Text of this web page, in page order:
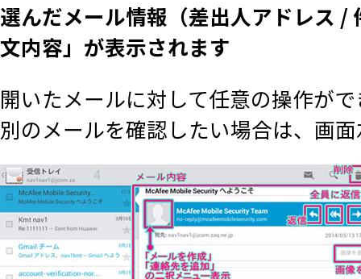
選んだメール情報（差出人アドレス
文内容」が表示されます
開いたメールに対して任意の操作が
別のメールを確認したい場合は、画